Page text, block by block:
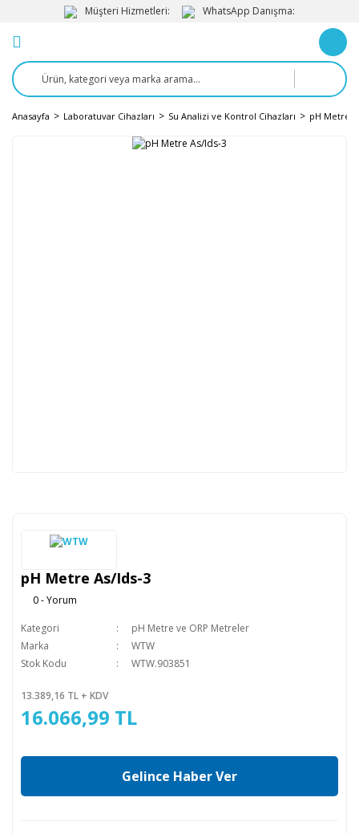
Müşteri Hizmetleri: WhatsApp Danışma:
Anasayfa Laboratuvar Cihazları Su Analizi ve Kontrol Cihazları pH Metre
pH Metre As/Ids-3
0 - Yorum
Kategori
pH Metre ve ORP Metreler
Marka
WTW
Stok Kodu
WTW.903851
13.389,16 TL + KDV
16.066,99 TL
Gelince Haber Ver